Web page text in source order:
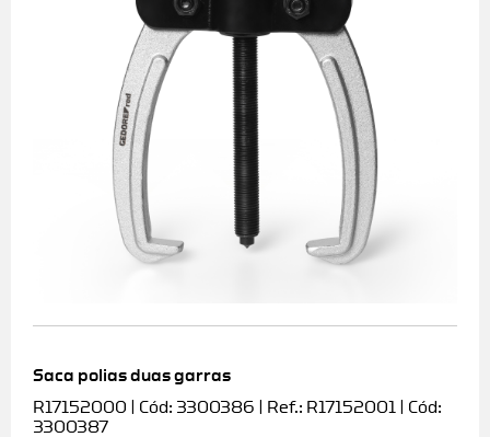
Saca polias duas garras
R17152000 | Cód: 3300386 | Ref.: R17152001 | Cód:
3300387